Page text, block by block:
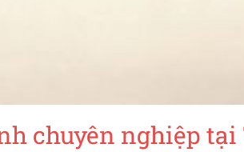
chuyên nghiệp tại